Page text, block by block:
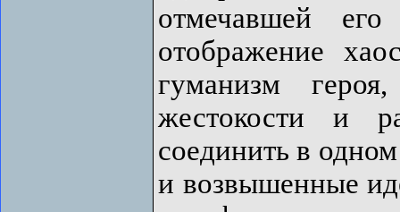
отмечавшей его
отображение
гуманизм
жестокости и
соединить в
и возвышенные